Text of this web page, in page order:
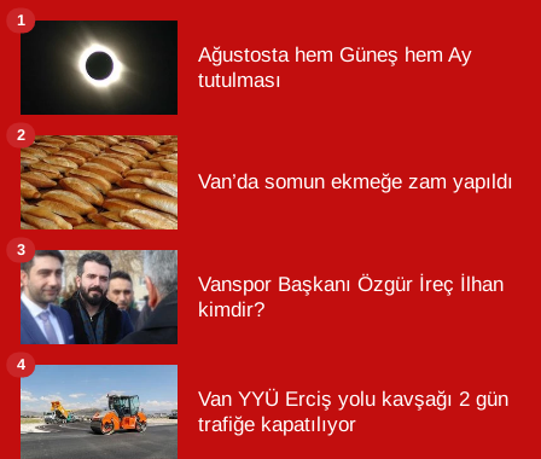
Ağustosta hem Güneş hem Ay
tutulması
1
Van’da somun ekmeğe zam yapıldı
2
Vanspor Başkanı Özgür İreç İlhan
kimdir?
3
Van YYÜ Erciş yolu kavşağı 2 gün
trafiğe kapatılıyor
4